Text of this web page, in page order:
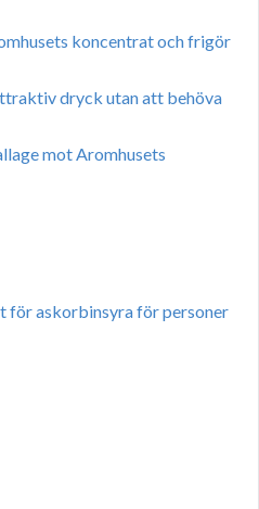
koncentrat och frigör
dryck utan att behöva
mot Aromhusets
för askorbinsyra för personer